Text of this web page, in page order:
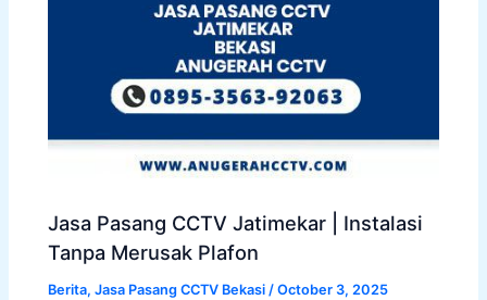
Jasa Pasang CCTV Jatimekar | Instalasi
Tanpa Merusak Plafon
Berita,Jasa Pasang CCTV Bekasi /October 3, 2025